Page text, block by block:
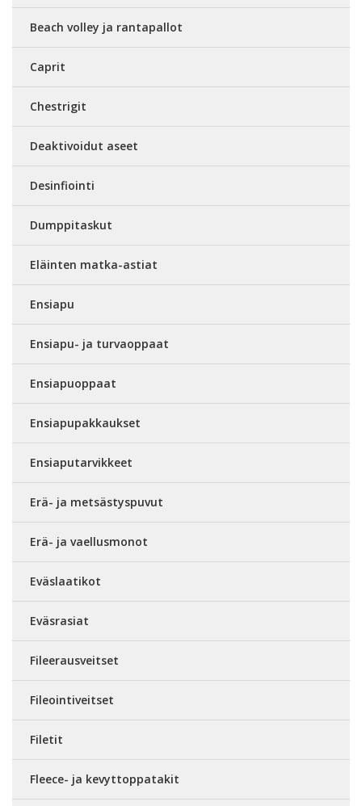
Beach volley ja rantapallot
Caprit
Chestrigit
Deaktivoidut aseet
Desinfiointi
Dumppitaskut
Eläinten matka-astiat
Ensiapu
Ensiapu- ja turvaoppaat
Ensiapuoppaat
Ensiapupakkaukset
Ensiaputarvikkeet
Erä- ja metsästyspuvut
Erä- ja vaellusmonot
Eväslaatikot
Eväsrasiat
Fileerausveitset
Fileointiveitset
Filetit
Fleece- ja kevyttoppatakit